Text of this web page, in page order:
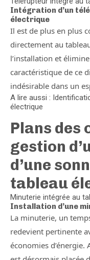
Intégration d’un
électrique
Il est de plus en plus
directement au
l’installation et
caractéristique de ce
indésirable dans un
A lire aussi :
électrique
Plans
gestion
d’une
tableau
Minuterie intégrée au
Installation d’une
La minuterie, un
redevient pertinente
économies